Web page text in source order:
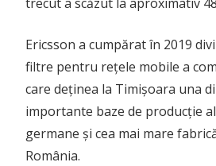
Ericsson a cumpărat în 2019
filtre pentru rețele mobile a
care deținea la Timișoara una
importante baze de producție
germane și cea mai mare
România.